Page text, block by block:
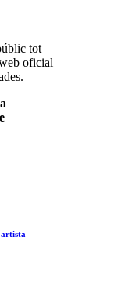
tot
oficial
artista